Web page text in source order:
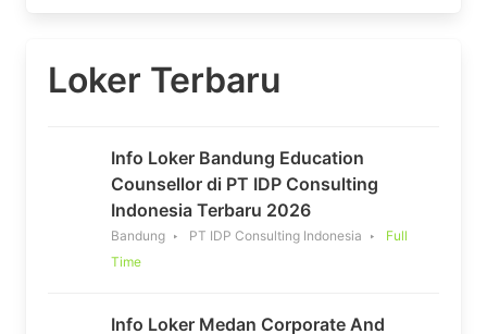
Loker Terbaru
Info Loker Bandung Education
Counsellor di PT IDP Consulting
Indonesia Terbaru 2026
Bandung PT IDP Consulting Indonesia
Full
Time
Info Loker Medan Corporate And